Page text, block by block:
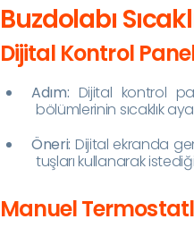
Buzdolabı
Dijital Kontrol
Adım: Dijital kontrol
bölümlerinin sıcaklık
Öneri: Dijital ekranda
tuşları kullanarak
Manuel